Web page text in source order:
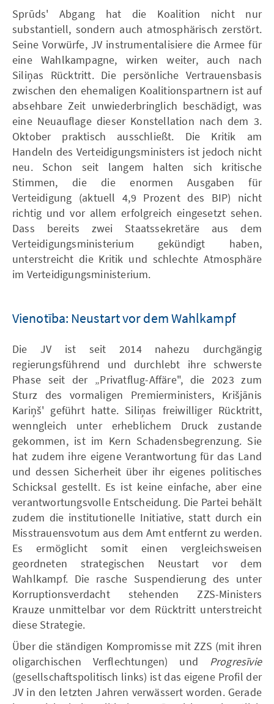
Sprūds' Abgang hat die Koalition nicht nur
substantiell, sondern auch atmosphärisch zerstört.
Seine Vorwürfe, JV instrumentalisiere die Armee für
eine Wahlkampagne, wirken weiter, auch nach
Siliņas Rücktritt. Die persönliche Vertrauensbasis
zwischen den ehemaligen Koalitionspartnern ist auf
absehbare Zeit unwiederbringlich beschädigt, was
eine Neuauflage dieser Konstellation nach dem 3.
Oktober praktisch ausschließt. Die Kritik am
Handeln des Verteidigungsministers ist jedoch nicht
neu. Schon seit langem halten sich kritische
Stimmen, die die enormen Ausgaben für
Verteidigung (aktuell 4,9 Prozent des BIP) nicht
richtig und vor allem erfolgreich eingesetzt sehen.
Dass bereits zwei Staatssekretäre aus dem
Verteidigungsministerium gekündigt haben,
unterstreicht die Kritik und schlechte Atmosphäre
im Verteidigungsministerium.
Vienotība: Neustart vor dem Wahlkampf
Die JV ist seit 2014 nahezu durchgängig
regierungsführend und durchlebt ihre schwerste
Phase seit der „Privatflug-Affäre", die 2023 zum
Sturz des vormaligen Premierministers, Krišjānis
Kariņš' geführt hatte. Siliņas freiwilliger Rücktritt,
wenngleich unter erheblichem Druck zustande
gekommen, ist im Kern Schadensbegrenzung. Sie
hat zudem ihre eigene Verantwortung für das Land
und dessen Sicherheit über ihr eigenes politisches
Schicksal gestellt. Es ist keine einfache, aber eine
verantwortungsvolle Entscheidung. Die Partei behält
zudem die institutionelle Initiative, statt durch ein
Misstrauensvotum aus dem Amt entfernt zu werden.
Es ermöglicht somit einen vergleichsweisen
geordneten strategischen Neustart vor dem
Wahlkampf. Die rasche Suspendierung des unter
Korruptionsverdacht stehenden ZZS-Ministers
Krauze unmittelbar vor dem Rücktritt unterstreicht
diese Strategie.
Über die ständigen Kompromisse mit ZZS (mit ihren
oligarchischen Verflechtungen) und Progresīvie
(gesellschaftspolitisch links) ist das eigene Profil der
JV in den letzten Jahren verwässert worden. Gerade